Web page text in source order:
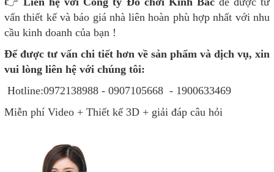
vấn thiết kế và báo giá nhà liên hoàn phù hợp nhất với nhu
cầu kinh doanh của bạn !
Để được tư vấn chi tiết hơn về sản phẩm và dịch vụ, xin
vui lòng liên hệ với chúng tôi:
Hotline:0972138988 - 0907105668 - 1900633469
Miễn phí Video + Thiết kế 3D + giải đáp câu hỏi